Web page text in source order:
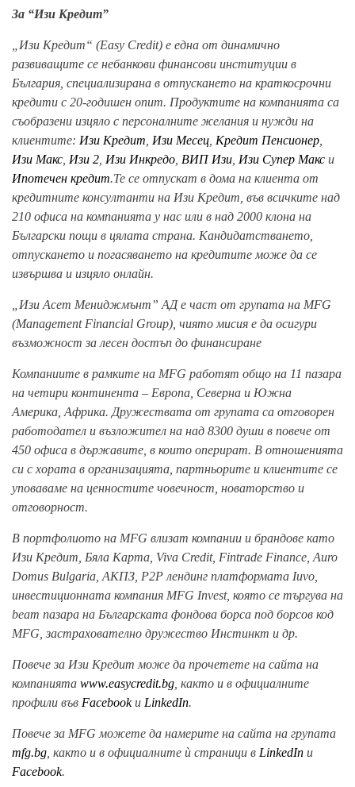
За “Изи Кредит”
„Изи Кредит“ (Easy Credit) е една от динамично
развиващите се небанкови финансови институции в
България, специализирана в отпускането на краткосрочни
кредити с 20-годишен опит. Продуктите на компанията са
съобразени изцяло с персоналните желания и нужди на
клиентите: Изи Кредит Изи Месец Кредит Пенсионер
Изи Макс Изи 2 Изи Инкредо ВИП Изи Изи Супер Макс и
Ипотечен кредит.Те се отпускат в дома на клиента от
кредитните консултанти на Изи Кредит, във всичките над
210 офиса на компанията у нас или в над 2000 клона на
Български пощи в цялата страна. Кандидатстването,
отпускането и погасяването на кредитите може да се
извършва и изцяло онлайн.
„Изи Асет Мениджмънт” АД е част от групата на MFG
(Management Financial Group), чиято мисия е да осигури
възможност за лесен достъп до финансиране
Компаниите в рамките на MFG работят общо на 11 пазара
на четири континента – Европа, Северна и Южна
Америка, Африка. Дружествата от групата са отговорен
работодател и възложител на над 8300 души в повече от
450 офиса в държавите, в които оперират. В отношенията
си с хората в организацията, партньорите и клиентите се
уповаваме на ценностите човечност, новаторство и
отговорност.
В портфолиото на MFG влизат компании и брандове като
Изи Кредит, Бяла Карта, Viva Credit, Fintrade Finance, Auro
Domus Bulgaria, АКПЗ, P2P лендинг платформата Iuvo,
инвестиционната компания MFG Invest, която се търгува на
beam пазара на Българската фондова борса под борсов код
MFG, застрахователно дружество Инстинкт и др.
Повече за Изи Кредит може да прочетете на сайта на
компанията www.easycredit.bg , както и в официалните
профили във Facebookи LinkedIn.
Повече за MFG можете да намерите на сайта на групата
mfg.bg , както и в официалните ѝ страници в LinkedIn и
Facebook.